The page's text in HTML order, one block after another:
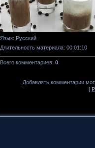
Язык: Русский
Длительность материала: 00:01:10
Всего комментариев: 0
Добавлять комментарии
[